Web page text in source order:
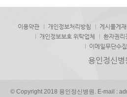
이용약관 개인정보처리방침 게시물게
개인정보보호 위탁업체
환자권리
이메일무단수
용인정신병
© Copyright 2018 용인정신병원. E-mail :